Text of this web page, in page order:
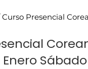
Curso Presencial
Sábado